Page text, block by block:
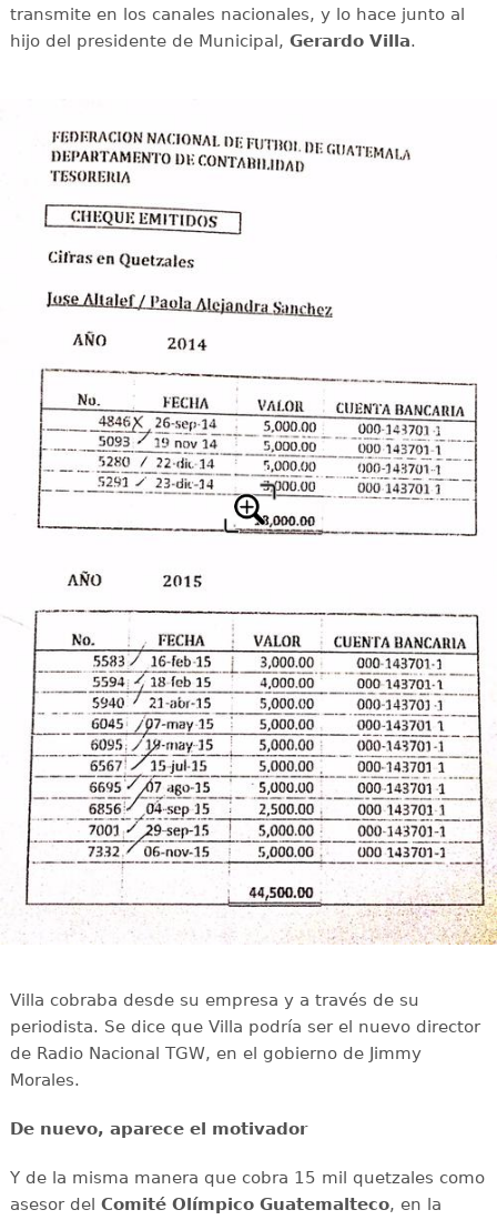
transmite en los canales nacionales, y lo hace junto al
hijo del presidente de Municipal, Gerardo Villa.
Villa cobraba desde su empresa y a través de su
periodista. Se dice que Villa podría ser el nuevo director
de Radio Nacional TGW, en el gobierno de Jimmy
Morales.
De nuevo, aparece el motivador
Y de la misma manera que cobra 15 mil quetzales como
asesor del Comité Olímpico Guatemalteco, en la